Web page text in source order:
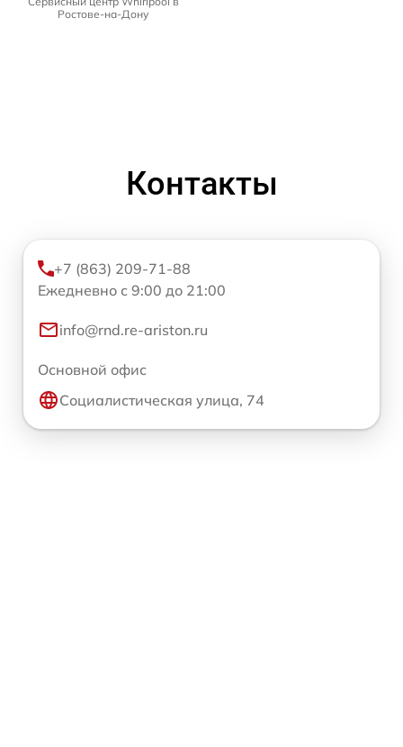
Ростове-на-Дону
Контакты
+7 (863) 209-71-88
Ежедневно с 9:00 до 21:00
info@rnd.re-ariston.ru
Основной офис
Социалистическая улица, 74